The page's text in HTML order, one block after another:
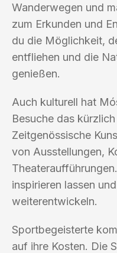
Wanderwegen und
zum Erkunden und
du die Möglichkeit,
entfliehen und die
genießen.
Auch kulturell hat
Besuche das
Zeitgenössische
von Ausstellungen,
inspirieren lassen
weiterentwickeln.
Sportbegeisterte
auf ihre Kosten. Die